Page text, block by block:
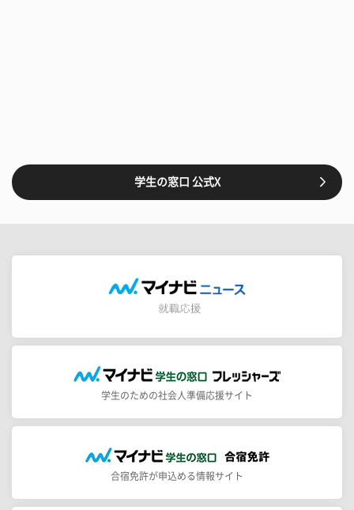
学生の窓口 公式X
学生のための社会人準備応援サイト
合宿免許が申込める情報サイト